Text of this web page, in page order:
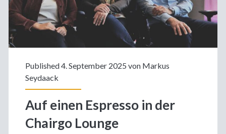
Published 4. September 2025 von Markus
Seydaack
Auf einen Espresso in der
Chairgo Lounge